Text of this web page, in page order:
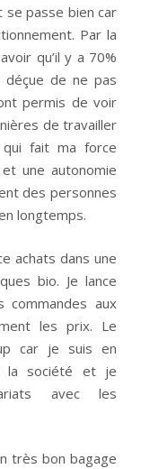
se passe bien car
Par la
qu’il y a 70%
déçue de ne pas
permis de voir
de travailler
qui fait ma force
une autonomie
des personnes
longtemps.
achats dans une
bio. Je lance
aux
les prix. Le
car je suis en
la société et je
avec les
très bon bagage